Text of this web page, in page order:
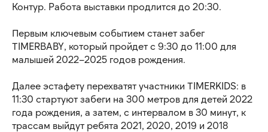
Контур. Работа выставки продлится до 20:30.
Первым ключевым событием станет забег
TIMERBABY, который пройдет с 9:30 до 11:00 для
малышей 2022–2025 годов рождения.
Далее эстафету перехватят участники TIMERKIDS: в
11:30 стартуют забеги на 300 метров для детей 2022
года рождения, а затем, с интервалом в 30 минут, к
трассам выйдут ребята 2021, 2020, 2019 и 2018